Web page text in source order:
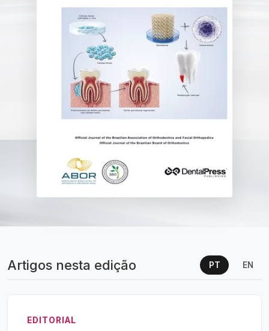
Artigos nesta edição PT EN
EDITORIAL